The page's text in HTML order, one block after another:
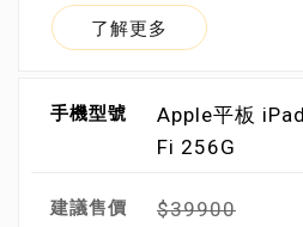
了解更多
Apple平板
Fi 256G
$39900